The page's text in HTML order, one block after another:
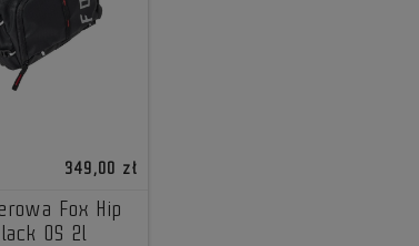
349,00 zł
Fox Hip
OS 2l